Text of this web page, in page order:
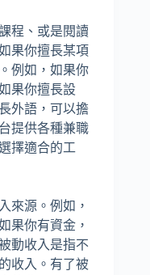
程、或是閱讀
果你擅長某項
例如，如果你
果你擅長設
外語，可以擔
提供各種兼職
擇適合的工
來源。例如，
果你有資金，
動收入是指不
收入。有了被